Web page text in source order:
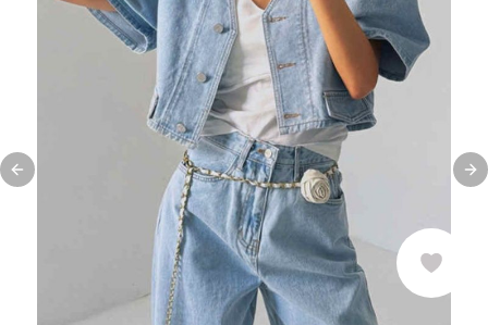
Previous slide